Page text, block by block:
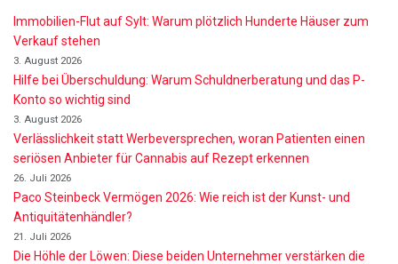
Immobilien-Flut auf Sylt: Warum plötzlich Hunderte Häuser zum
Verkauf stehen
3. August 2026
Hilfe bei Überschuldung: Warum Schuldnerberatung und das P-
Konto so wichtig sind
3. August 2026
Verlässlichkeit statt Werbeversprechen, woran Patienten einen
seriösen Anbieter für Cannabis auf Rezept erkennen
26. Juli 2026
Paco Steinbeck Vermögen 2026: Wie reich ist der Kunst- und
Antiquitätenhändler?
21. Juli 2026
Die Höhle der Löwen: Diese beiden Unternehmer verstärken die